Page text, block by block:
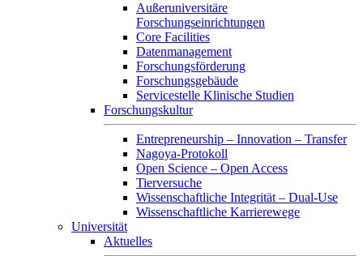
Außeruniversitäre
Forschungseinrichtungen
Core Facilities
Datenmanagement
Forschungsförderung
Forschungsgebäude
Servicestelle Klinische Studien
Forschungskultur
Entrepreneurship – Innovation – Transfer
Nagoya-Protokoll
Open Science – Open Access
Tierversuche
Wissenschaftliche Integrität – Dual-Use
Wissenschaftliche Karrierewege
Universität
Aktuelles